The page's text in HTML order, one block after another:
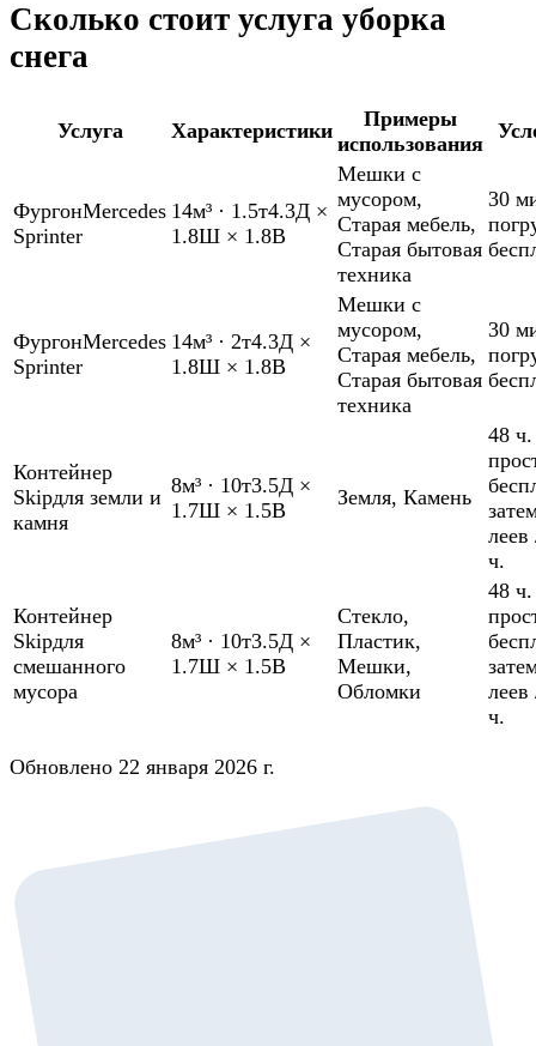
Сколько стоит услуга уборка
снега
Услуга Характеристики
Примеры
использования
ФургонMercedes
Sprinter
14м³ · 1.5т4.3Д ×
1.8Ш × 1.8В
Мешки с
мусором,
Старая мебель,
Старая бытовая
техника
30
ФургонMercedes
Sprinter
14м³ · 2т4.3Д ×
1.8Ш × 1.8В
Мешки с
мусором,
Старая мебель,
Старая бытовая
техника
30
Контейнер
Skipдля земли и
камня
8м³ · 10т3.5Д ×
1.7Ш × 1.5В
Земля, Камень
48 ч.
леев
ч.
Контейнер
Skipдля
смешанного
мусора
8м³ · 10т3.5Д ×
1.7Ш × 1.5В
Стекло,
Пластик,
Мешки,
Обломки
48 ч.
леев
ч.
Обновлено 22 января 2026 г.